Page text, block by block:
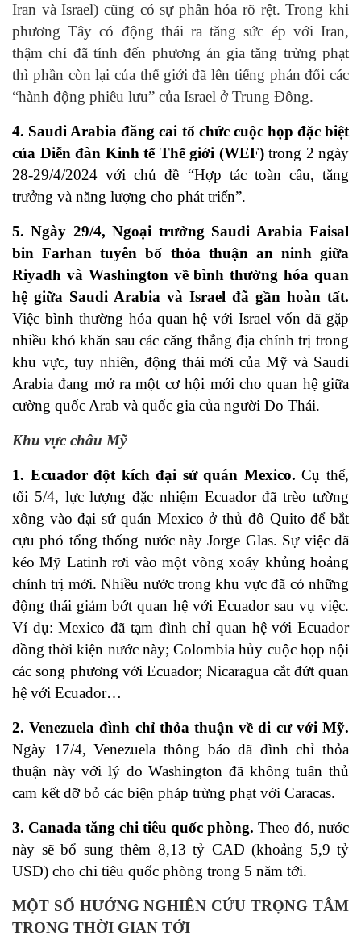
Iran và Israel) cũng có sự phân hóa rõ rệt. Trong khi
phương Tây có động thái ra tăng sức ép với Iran,
thậm chí đã tính đến phương án gia tăng trừng phạt
thì phần còn lại của thế giới đã lên tiếng phản đối các
“hành động phiêu lưu” của Israel ở Trung Đông.
4. Saudi Arabia đăng cai tổ chức cuộc họp đặc biệt
của Diễn đàn Kinh tế Thế giới (WEF)trong 2 ngày
28-29/4/2024 với chủ đề “Hợp tác toàn cầu, tăng
trưởng và năng lượng cho phát triển”.
5. Ngày 29/4, Ngoại trưởng Saudi Arabia Faisal
bin Farhan tuyên bố thỏa thuận an ninh giữa
Riyadh và Washington về bình thường hóa quan
hệ giữa Saudi Arabia và Israel đã gần hoàn tất.
Việc bình thường hóa quan hệ với Israel vốn đã gặp
nhiều khó khăn sau các căng thẳng địa chính trị trong
khu vực, tuy nhiên, động thái mới của Mỹ và Saudi
Arabia đang mở ra một cơ hội mới cho quan hệ giữa
cường quốc Arab và quốc gia của người Do Thái.
Khu vực châu Mỹ
1. Ecuador đột kích đại sứ quán Mexico. Cụ thể,
tối 5/4, lực lượng đặc nhiệm Ecuador đã trèo tường
xông vào đại sứ quán Mexico ở thủ đô Quito để bắt
cựu phó tổng thống nước này Jorge Glas. Sự việc đã
kéo Mỹ Latinh rơi vào một vòng xoáy khủng hoảng
chính trị mới. Nhiều nước trong khu vực đã có những
động thái giảm bớt quan hệ với Ecuador sau vụ việc.
Ví dụ: Mexico đã tạm đình chỉ quan hệ với Ecuador
đồng thời kiện nước này; Colombia hủy cuộc họp nội
các song phương với Ecuador; Nicaragua cắt đứt quan
hệ với Ecuador…
2. Venezuela đình chỉ thỏa thuận về di cư với Mỹ.
Ngày 17/4, Venezuela thông báo đã đình chỉ thỏa
thuận này với lý do Washington đã không tuân thủ
cam kết dỡ bỏ các biện pháp trừng phạt với Caracas.
3. Canada tăng chi tiêu quốc phòng. Theo đó, nước
này sẽ bổ sung thêm 8,13 tỷ CAD (khoảng 5,9 tỷ
USD) cho chi tiêu quốc phòng trong 5 năm tới.
MỘT SỐ HƯỚNG NGHIÊN CỨU TRỌNG TÂM
TRONG THỜI GIAN TỚI